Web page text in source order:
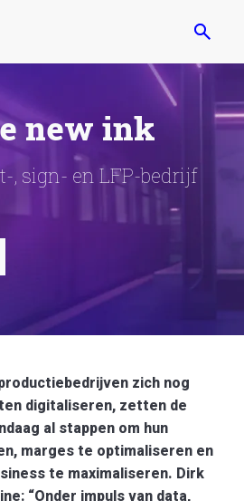
new ink
, sign- en LFP-bedrijf
zich nog
digitaliseren, zetten de
al stappen om hun
marges te optimaliseren en
te maximaliseren. Dirk
“Onder impuls van data,